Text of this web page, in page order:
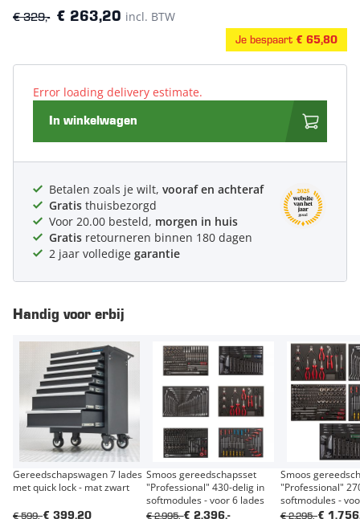
€ 329,- € 263,20 incl. BTW
Je bespaart € 65,80
Error loading delivery estimate.
In winkelwagen
Betalen zoals je wilt, vooraf en achteraf
Gratis thuisbezorgd
Voor 20.00 besteld, morgen in huis
Gratis retourneren binnen 180 dagen
2 jaar volledige garantie
Handig voor erbij
Gereedschapswagen 7 lades
met quick lock - mat zwart
€ 399,20
€ 599,-
Smoos gereedschapsset
"Professional" 430-delig in
softmodules - voor 6 lades
€ 2.396,-
€ 2.995,-
Smoos
"Professional"
softmodules -
€
€ 2.295,-